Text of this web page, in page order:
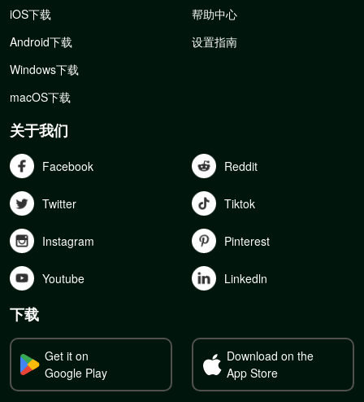
iOS下载
Android下载
Windows下载
macOS下载
帮助中心
设置指南
关于我们
Facebook Reddit
Twitter Tiktok
Instagram Pinterest
Youtube Linkedln
下载
Get it on
Google Play
Download on the
App Store